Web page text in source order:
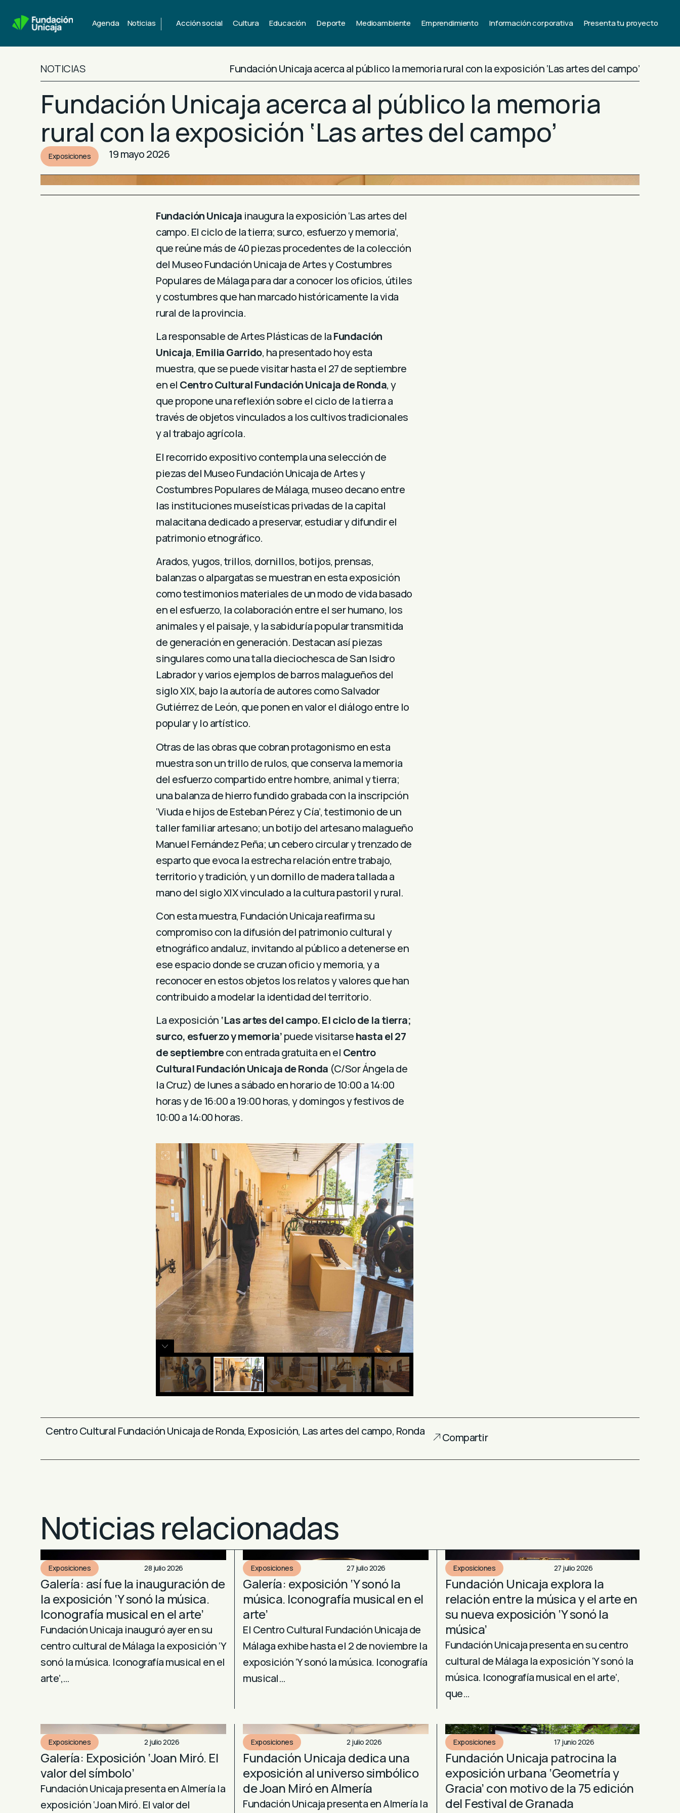
Agenda Noticias | Acción social Cultura Educación Deporte Medioambiente Emprendimiento Información corporativa Presenta tu proyecto
NOTICIAS Fundación Unicaja acerca al público la memoria rural con la exposición ‘Las artes del campo’
Fundación Unicaja acerca al público la memoria
rural con la exposición ‘Las artes del campo’
Exposiciones 19 mayo 2026
Fundación Unicaja inaugura la exposición ‘Las artes del
campo. El ciclo de la tierra; surco, esfuerzo y memoria’,
que reúne más de 40 piezas procedentes de la colección
del Museo Fundación Unicaja de Artes y Costumbres
Populares de Málaga para dar a conocer los oficios, útiles
y costumbres que han marcado históricamente la vida
rural de la provincia.
La responsable de Artes Plásticas de laFundación
Unicaja, Emilia Garrido, ha presentado hoy esta
muestra, que se puede visitar hasta el 27 de septiembre
en el Centro Cultural Fundación Unicaja de Ronda, y
que propone una reflexión sobre el ciclo de la tierra a
través de objetos vinculados a los cultivos tradicionales
y al trabajo agrícola.
El recorrido expositivo contempla una selección de
piezas del Museo Fundación Unicaja de Artes y
Costumbres Populares de Málaga, museo decano entre
las instituciones museísticas privadas de la capital
malacitana dedicado a preservar, estudiar y difundir el
patrimonio etnográfico.
Arados, yugos, trillos, dornillos, botijos, prensas,
balanzas o alpargatas se muestran en esta exposición
como testimonios materiales de un modo de vida basado
en el esfuerzo, la colaboración entre el ser humano, los
animales y el paisaje, y la sabiduría popular transmitida
de generación en generación. Destacan así piezas
singulares como una talla dieciochesca de San Isidro
Labrador y varios ejemplos de barros malagueños del
siglo XIX, bajo la autoría de autores como Salvador
Gutiérrez de León, que ponen en valor el diálogo entre lo
popular y lo artístico.
Otras de las obras que cobran protagonismo en esta
muestra son un trillo de rulos, que conserva la memoria
del esfuerzo compartido entre hombre, animal y tierra;
una balanza de hierro fundido grabada con la inscripción
‘Viuda e hijos de Esteban Pérez y Cía’, testimonio de un
taller familiar artesano; un botijo del artesano malagueño
Manuel Fernández Peña; un cebero circular y trenzado de
esparto que evoca la estrecha relación entre trabajo,
territorio y tradición, y un dornillo de madera tallada a
mano del siglo XIX vinculado a la cultura pastoril y rural.
Con esta muestra, Fundación Unicaja reafirma su
compromiso con la difusión del patrimonio cultural y
etnográfico andaluz, invitando al público a detenerse en
ese espacio donde se cruzan oficio y memoria, y a
reconocer en estos objetos los relatos y valores que han
contribuido a modelar la identidad del territorio.
La exposición ‘Las artes del campo. El ciclo de la tierra;
surco, esfuerzo y memoria’puede visitarsehasta el 27
de septiembrecon entrada gratuita en el Centro
Cultural Fundación Unicaja de Ronda (C/Sor Ángela de
la Cruz) de lunes a sábado en horario de 10:00 a 14:00
horas y de 16:00 a 19:00 horas, y domingos y festivos de
10:00 a 14:00 horas.
Centro Cultural Fundación Unicaja de Ronda, Exposición, Las artes del campo, Ronda Compartir
Noticias relacionadas
Exposiciones 28 julio 2026
Galería: así fue la inauguración de
la exposición ‘Y sonó la música.
Iconografía musical en el arte’
Fundación Unicaja inauguró ayer en su
centro cultural de Málaga la exposición ‘Y
sonó la música. Iconografía musical en el
arte’,…
Exposiciones 27 julio 2026
Galería: exposición ‘Y sonó la
música. Iconografía musical en el
arte’
El Centro Cultural Fundación Unicaja de
Málaga exhibe hasta el 2 de noviembre la
exposición ‘Y sonó la música. Iconografía
musical…
Exposiciones 27 julio 2026
Fundación Unicaja explora la
relación entre la música y el arte en
su nueva exposición ‘Y sonó la
música’
Fundación Unicaja presenta en su centro
cultural de Málaga la exposición ‘Y sonó la
música. Iconografía musical en el arte’,
que…
Exposiciones 2 julio 2026
Galería: Exposición ‘Joan Miró. El
valor del símbolo’
Fundación Unicaja presenta en Almería la
exposición ‘Joan Miró. El valor del
Exposiciones 2 julio 2026
Fundación Unicaja dedica una
exposición al universo simbólico
de Joan Miró en Almería
Fundación Unicaja presenta en Almería la
Exposiciones 17 junio 2026
Fundación Unicaja patrocina la
exposición urbana ‘Geometría y
Gracia’ con motivo de la 75 edición
del Festival de Granada